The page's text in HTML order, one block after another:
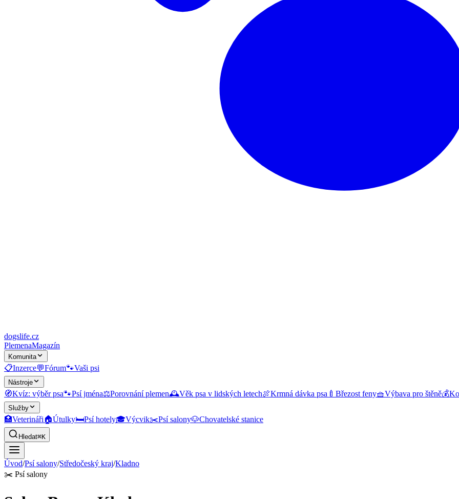
dogslife.cz
PlemenaMagazín
Komunita
📋Inzerce💬Fórum🐾Vaši psi
Nástroje
🧭Kvíz: výběr psa🐾Psí jména⚖️Porovnání plemen🕰️Věk psa v lidských letech🍖Krmná dávka psa 🍼 Březost feny🧺Výbava pro štěně💰
Služby
🏥Veterináři🏠Útulky🛏️Psí hotely🎓Výcvik✂️Psí salony🐶Chovatelské stanice
Hledat⌘K
Úvod/Psí salony/Středočeský kraj/Kladno
✂️ Psí salony